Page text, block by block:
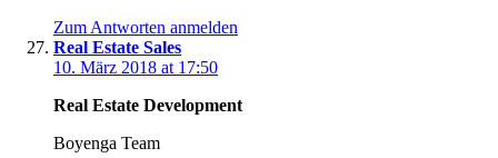
Zum Antworten anmelden
Real Estate Sales
10. März 2018 at 17:50
Real Estate Development
Boyenga Team